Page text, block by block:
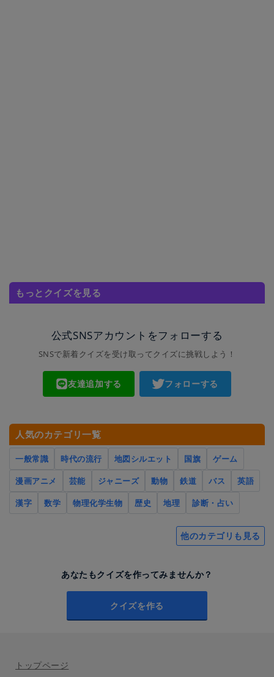
もっとクイズを見る
公式SNSアカウントをフォローする
SNSで新着クイズを受け取ってクイズに挑戦しよう！
友達追加する フォローする
人気のカテゴリ一覧
一般常識 時代の流行 地図シルエット 国旗
ゲーム
漫画アニメ
芸能 ジャニーズ 動物 鉄道 バス
英語
漢字
数学 物理化学生物 歴史 地理 診断・占い
他のカテゴリも見る
あなたもクイズを作ってみませんか？
クイズを作る
トップページ